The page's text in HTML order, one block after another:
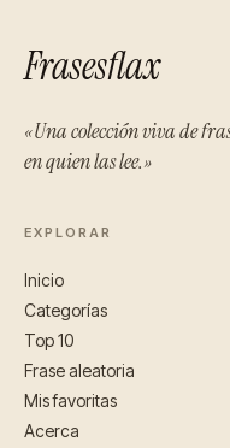
Frasesflax
«Una colección viva de
en quien las lee.»
EXPLORAR
Inicio
Categorías
Top 10
Frase aleatoria
Mis favoritas
Acerca